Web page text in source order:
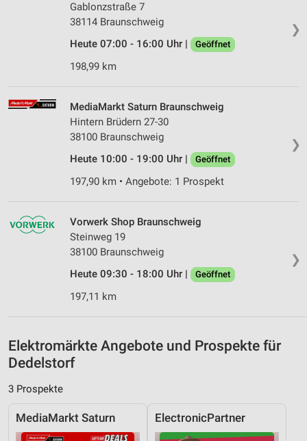
❯
Gablonzstraße 7
38114 Braunschweig
Heute 07:00 - 16:00 Uhr |
Geöffnet
198,99 km
❯
MediaMarkt Saturn Braunschweig
Hintern Brüdern 27-30
38100 Braunschweig
Heute 10:00 - 19:00 Uhr |
Geöffnet
197,90 km • Angebote: 1 Prospekt
❯
Vorwerk Shop Braunschweig
Steinweg 19
38100 Braunschweig
Heute 09:30 - 18:00 Uhr |
Geöffnet
197,11 km
Elektromärkte Angebote und Prospekte für
Dedelstorf
3 Prospekte
MediaMarkt Saturn ElectronicPartner
Verwendung von Profilen zur Auswahl
personalisierter Werbung
Erstellung von Profilen zur Personalisierung
von Inhalten
personalisierter Inhalte
Messung der Werbeleistung
Messung der Performance von Inhalten
Analyse von Zielgruppen durch Statistiken oder
Entwicklung und Verbesserung der Angebote
IAB-Besonderheiten:
Geräte anhand von aktiv angeforderten
Informationen identifizieren
Performance